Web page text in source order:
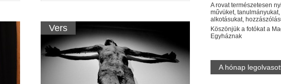
Vers
A rovat természetesen
művüket,
alkotásukat,
Köszönjük a fotókat a
Egyháznak
A hónap